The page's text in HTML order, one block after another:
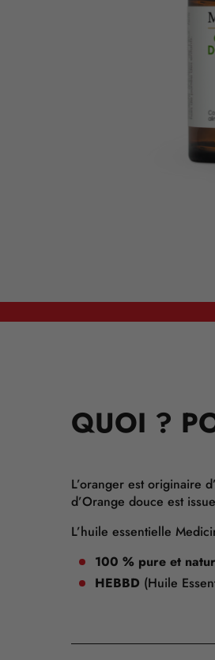
QUOI ?
L’oranger est originaire
d’Orange douce est
L’huile essentielle
100 % pure et
HEBBD (Huile